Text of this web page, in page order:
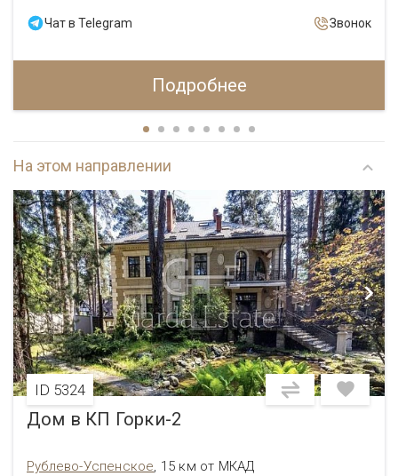
Чат в Telegram Звонок
Подробнее
На этом направлении
ID 5324
Дом в КП Горки-2
Рублево-Успенское, 15 км от МКАД